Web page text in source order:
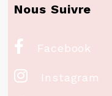
Nous Suivre
 Facebook
 Instagram